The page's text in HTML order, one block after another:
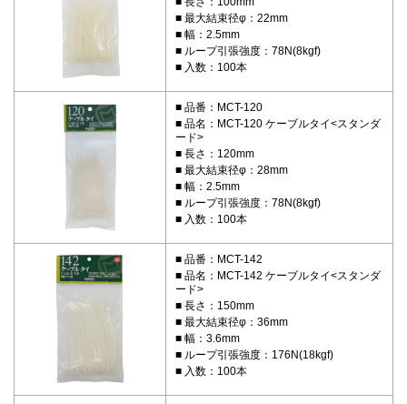
最大結束径φ：22mm
幅：2.5mm
ループ引張強度：78N(8kgf)
入数：100本
品番：MCT-120
品名：MCT-120 ケーブルタイ<スタンダ
ード>
長さ：120mm
最大結束径φ：28mm
幅：2.5mm
ループ引張強度：78N(8kgf)
入数：100本
品番：MCT-142
品名：MCT-142 ケーブルタイ<スタンダ
ード>
長さ：150mm
最大結束径φ：36mm
幅：3.6mm
ループ引張強度：176N(18kgf)
入数：100本